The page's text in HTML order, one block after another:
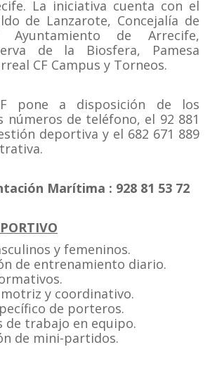
La iniciativa cuenta con el
de Lanzarote, Concejalía de
Ayuntamiento de Arrecife,
de la Biosfera, Pamesa
CF Campus y Torneos.
pone a disposición de los
números de teléfono, el 92 881
deportiva y el 682 671 889
Marítima : 928 81 53 72
y femeninos.
de entrenamiento diario.
y coordinativo.
de porteros.
de trabajo en equipo.
de mini-partidos.